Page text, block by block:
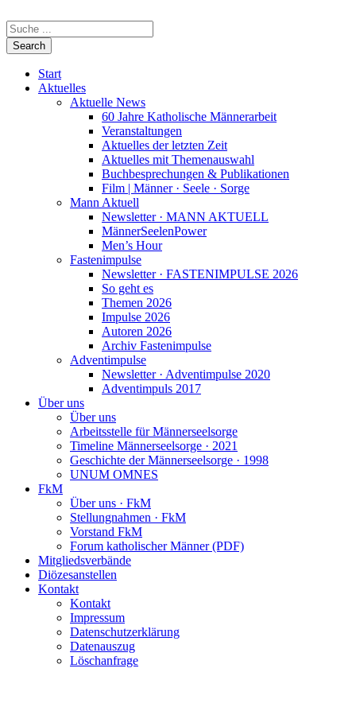
Start
Aktuelles
Aktuelle News
60 Jahre Katholische Männerarbeit
Veranstaltungen
Aktuelles der letzten Zeit
Aktuelles mit Themenauswahl
Buchbesprechungen & Publikationen
Film | Männer · Seele · Sorge
Mann Aktuell
Newsletter · MANN AKTUELL
MännerSeelenPower
Men’s Hour
Fastenimpulse
Newsletter · FASTENIMPULSE 2026
So geht es
Themen 2026
Impulse 2026
Autoren 2026
Archiv Fastenimpulse
Adventimpulse
Newsletter · Adventimpulse 2020
Adventimpuls 2017
Über uns
Über uns
Arbeitsstelle für Männerseelsorge
Timeline Männerseelsorge · 2021
Geschichte der Männerseelsorge · 1998
UNUM OMNES
FkM
Über uns · FkM
Stellungnahmen · FkM
Vorstand FkM
Forum katholischer Männer (PDF)
Mitgliedsverbände
Diözesanstellen
Kontakt
Kontakt
Impressum
Datenschutzerklärung
Datenauszug
Löschanfrage